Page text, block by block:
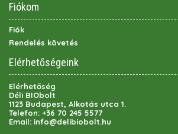
Fiókom
Fiók
Rendelés követés
Elérhetőségeink
Elérhetőség
Déli BIObolt
1123 Budapest, Alkotás utca 1.
Telefon: +36 70 245 5577
Email: info@delibiobolt.hu